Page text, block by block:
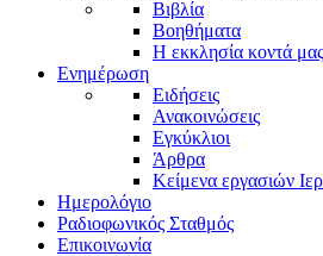
Βιβλία
Βοηθήματα
Η εκκλησία κοντά μας
Ενημέρωση
Ειδήσεις
Ανακοινώσεις
Εγκύκλιοι
Άρθρα
Κείμενα εργασιών
Ημερολόγιο
Ραδιοφωνικός Σταθμός
Επικοινωνία